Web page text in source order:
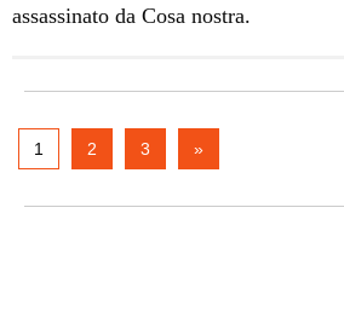
assassinato da Cosa nostra.
1 2 3 »